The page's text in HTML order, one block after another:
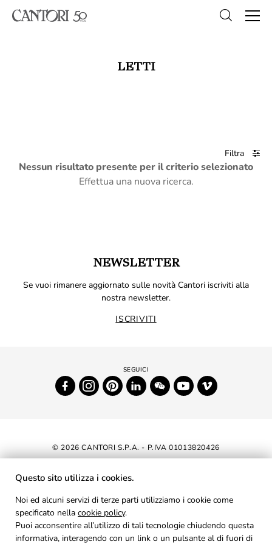
LETTI
Filtra
Nessun risultato presente per il criterio selezionato
Effettua una nuova ricerca.
NEWSLETTER
Se vuoi rimanere aggiornato sulle novità Cantori iscriviti alla
nostra newsletter.
ISCRIVITI
© 2026 CANTORI S.P.A. - P.IVA 01013820426
DICHIARAZIONE DI ACCESSIBILITÀ
AREA RISERVATA
PRIVACY
Questo sito utilizza i cookies.
Noi ed alcuni servizi di terze parti utilizziamo i cookie come
specificato nella cookie policy.
Puoi acconsentire all’utilizzo di tali tecnologie chiudendo questa
informativa, interagendo con un link o un pulsante al di fuori di